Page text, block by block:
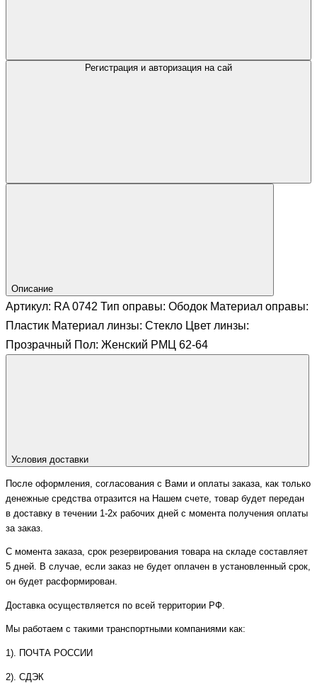
Регистрация и авторизация на сай
Описание
Артикул: RA 0742 Тип оправы: Ободок Материал оправы:
Пластик Материал линзы: Стекло Цвет линзы:
Прозрачный Пол: Женский РМЦ 62-64
Условия доставки
После оформления, согласования с Вами и оплаты заказа, как только
денежные средства отразится на Нашем счете, товар будет передан
в доставку в течении 1-2х рабочих дней с момента получения оплаты
за заказ.
С момента заказа, срок резервирования товара на складе составляет
5 дней. В случае, если заказ не будет оплачен в установленный срок,
он будет расформирован.
Доставка осуществляется по всей территории РФ.
Мы работаем с такими транспортными компаниями как:
1). ПОЧТА РОССИИ
2). СДЭК